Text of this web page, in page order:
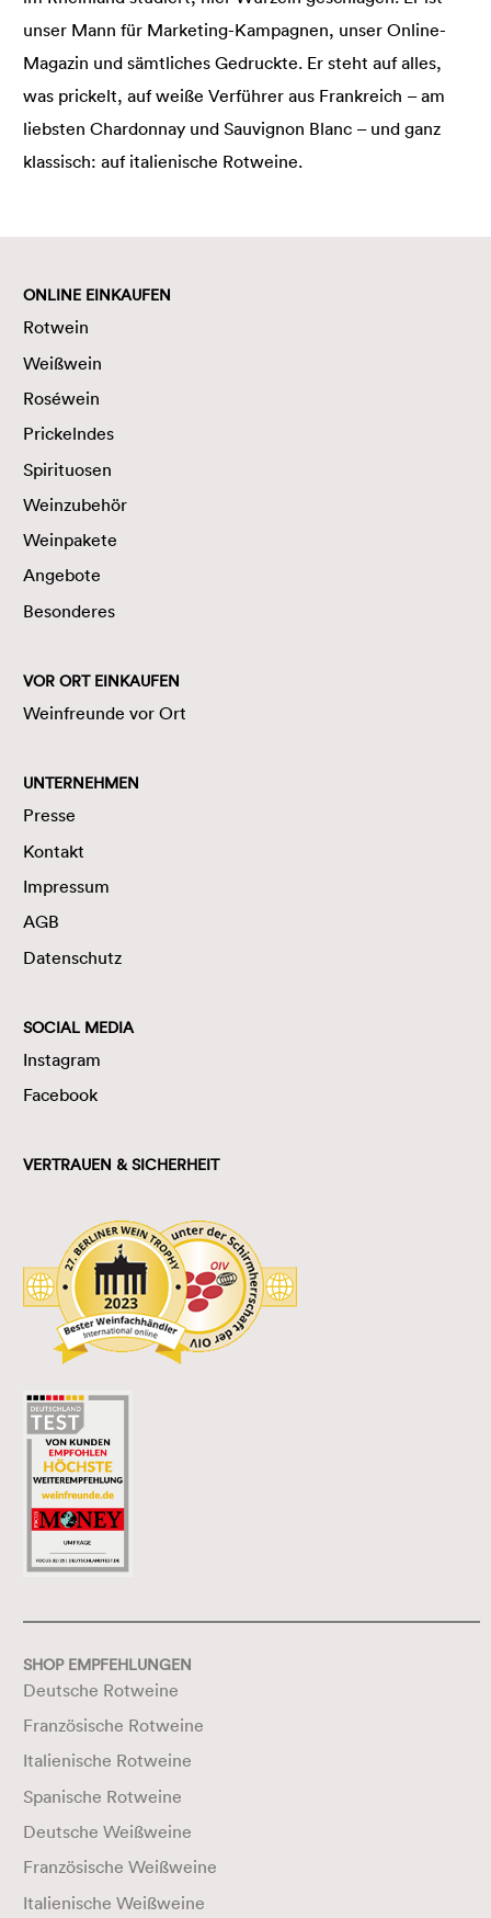
unser Mann für Marketing-Kampagnen, unser Online-
Magazin und sämtliches Gedruckte. Er steht auf alles,
was prickelt, auf weiße Verführer aus Frankreich – am
liebsten Chardonnay und Sauvignon Blanc – und ganz
klassisch: auf italienische Rotweine.
ONLINE EINKAUFEN
Rotwein
Weißwein
Roséwein
Prickelndes
Spirituosen
Weinzubehör
Weinpakete
Angebote
Besonderes
VOR ORT EINKAUFEN
Weinfreunde vor Ort
UNTERNEHMEN
Presse
Kontakt
Impressum
AGB
Datenschutz
SOCIAL MEDIA
Instagram
Facebook
VERTRAUEN & SICHERHEIT
SHOP EMPFEHLUNGEN
Deutsche Rotweine
Französische Rotweine
Italienische Rotweine
Spanische Rotweine
Deutsche Weißweine
Französische Weißweine
Italienische Weißweine